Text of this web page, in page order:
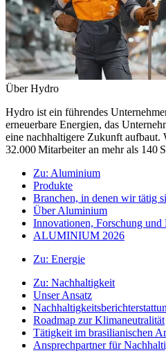
Über Hydro
Hydro ist ein führendes
erneuerbare Energien, das
eine nachhaltigere Zukunft aufbaut.
32.000 Mitarbeiter an mehr als 140
Zu: Aluminium
Produkte
Branchen, in denen wir tätig
Über Aluminium
Innovationen, Forschung
ALUMINIUM 2026
Zu: Energie
Zu: Nachhaltigkeit
Unser Ansatz
Roadmap zur Klimaneutralität
Tätigkeit im brasilianischen
Ansprechpartner für